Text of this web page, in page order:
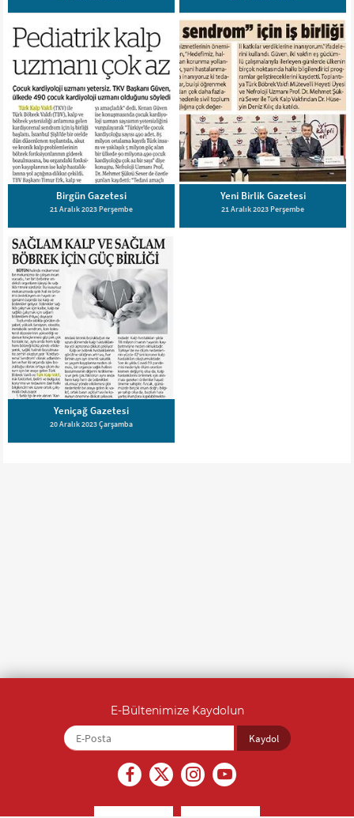
Birgün Gazetesi
21 Aralık 2023 Perşembe
Yeni Birlik Gazetesi
21 Aralık 2023 Perşembe
Yeniçağ Gazetesi
20 Aralık 2023 Çarşamba
E-Bültenimize Kaydolun